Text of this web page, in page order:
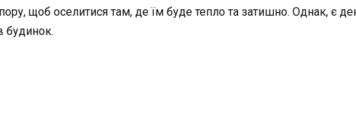
щоб оселитися там, де їм буде тепло та затишно. Однак, є
будинок.